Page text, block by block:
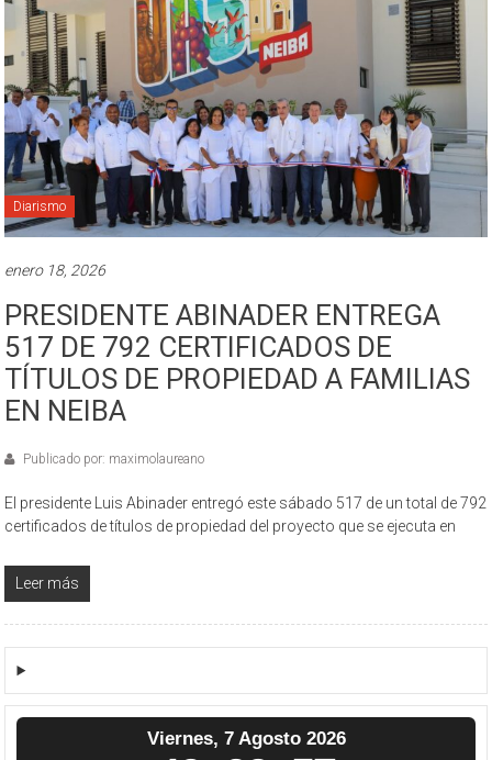
Diarismo
enero 18, 2026
PRESIDENTE ABINADER ENTREGA
517 DE 792 CERTIFICADOS DE
TÍTULOS DE PROPIEDAD A FAMILIAS
EN NEIBA
Publicado por: maximolaureano
El presidente Luis Abinader entregó este sábado 517 de un total de 792
certificados de títulos de propiedad del proyecto que se ejecuta en
Leer más
Viernes, 7 Agosto 2026